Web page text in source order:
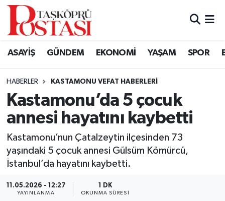
ASAYİŞ GÜNDEM EKONOMİ YAŞAM SPOR
HABERLER KASTAMONU VEFAT HABERLERI
Kastamonu’da 5 çocuk
annesi hayatını kaybetti
Kastamonu’nun Çatalzeytin ilçesinden 73
yaşındaki 5 çocuk annesi Gülsüm Kömürcü,
İstanbul’da hayatını kaybetti.
11.05.2026 - 12:27
YAYINLANMA
1 DK
OKUNMA SÜRESI
Kastamonu Vefat Edenler
Araç Haberleri
Azdavay Haberleri
Bozkurt Haberleri
Çatalzeytin Haberleri